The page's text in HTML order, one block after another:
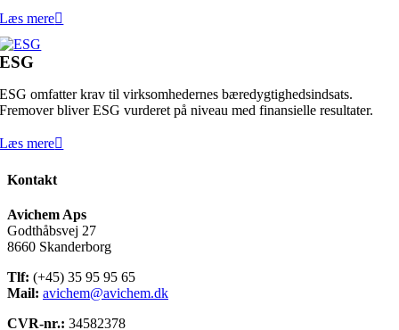
Læs mere
ESG
ESG omfatter krav til virksomhedernes bæredygtighedsindsats.
Fremover bliver ESG vurderet på niveau med finansielle resultater.
Læs mere
Kontakt
Avichem Aps
Godthåbsvej 27
8660 Skanderborg
Tlf: (+45) 35 95 95 65
Mail: avichem@avichem.dk
CVR-nr.: 34582378